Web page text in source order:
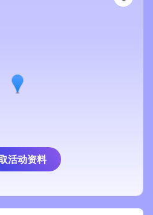
活动资料